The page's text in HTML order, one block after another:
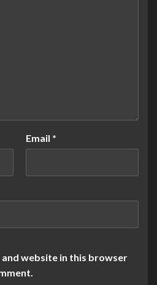
Email *
and website in this browser